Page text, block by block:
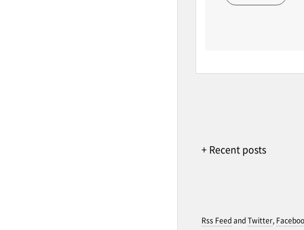
+ Recent posts
Rss FeedandTwitter,